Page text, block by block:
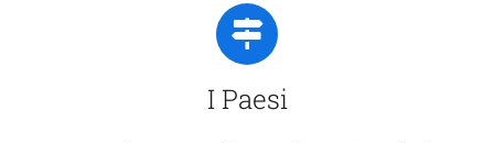
I Paesi